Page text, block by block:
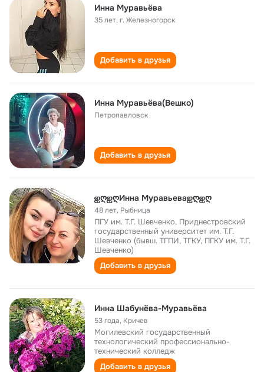
Инна Муравьёва
35 лет,г. Железногорск
Добавить в друзья
Инна Муравьёва(Вешко)
Петропавловск
Добавить в друзья
ஐღஐღИнна Муравьеваஐღஐღ
48 лет, Рыбница
ПГУ им. Т.Г. Шевченко, Приднестровский
государственный университет им. Т.Г.
Шевченко (бывш. ТГПИ, ТГКУ, ПГКУ им. Т.Г.
Шевченко)
Добавить в друзья
Инна Шабунёва-Муравьёва
53 года, Кричев
Могилевский государственный
технологический профессионально-
технический колледж
Добавить в друзья